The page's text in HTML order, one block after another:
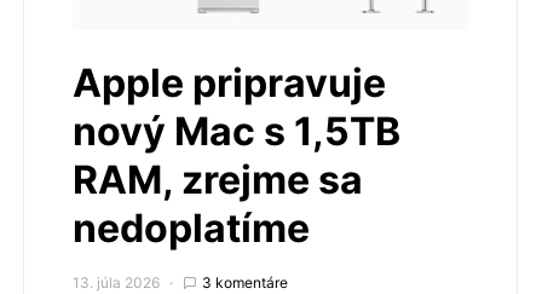
Apple pripravuje
nový Mac s 1,5TB
RAM, zrejme sa
nedoplatíme
13. júla 2026 3 komentáre